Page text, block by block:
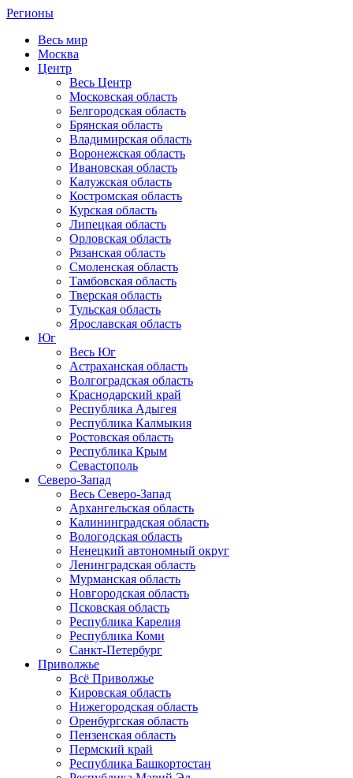
Регионы
Весь мир
Москва
Центр
Весь Центр
Московская область
Белгородская область
Брянская область
Владимирская область
Воронежская область
Ивановская область
Калужская область
Костромская область
Курская область
Липецкая область
Орловская область
Рязанская область
Смоленская область
Тамбовская область
Тверская область
Тульская область
Ярославская область
Юг
Весь Юг
Астраханская область
Волгоградская область
Краснодарский край
Республика Адыгея
Республика Калмыкия
Ростовская область
Республика Крым
Севастополь
Северо-Запад
Весь Северо-Запад
Архангельская область
Калининградская область
Вологодская область
Ненецкий автономный округ
Ленинградская область
Мурманская область
Новгородская область
Псковская область
Республика Карелия
Республика Коми
Санкт-Петербург
Приволжье
Всё Приволжье
Кировская область
Нижегородская область
Оренбургская область
Пензенская область
Пермский край
Республика Башкортостан